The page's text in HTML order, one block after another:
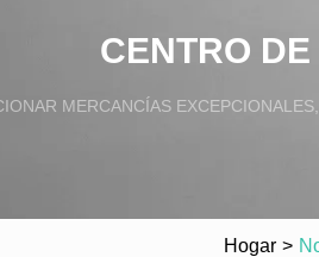
CENTRO
MERCANCÍAS
Hogar >